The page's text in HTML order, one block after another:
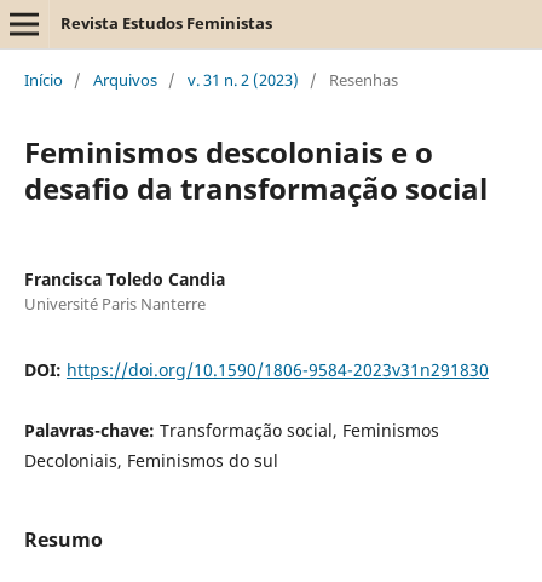
Revista Estudos Feministas
Início / Arquivos / v. 31 n. 2 (2023) / Resenhas
Feminismos descoloniais e o
desafio da transformação social
Francisca Toledo Candia
Université Paris Nanterre
DOI: https://doi.org/10.1590/1806-9584-2023v31n291830
Palavras-chave: Transformação social, Feminismos
Decoloniais, Feminismos do sul
Resumo